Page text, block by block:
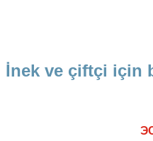
İnek ve çiftçi için